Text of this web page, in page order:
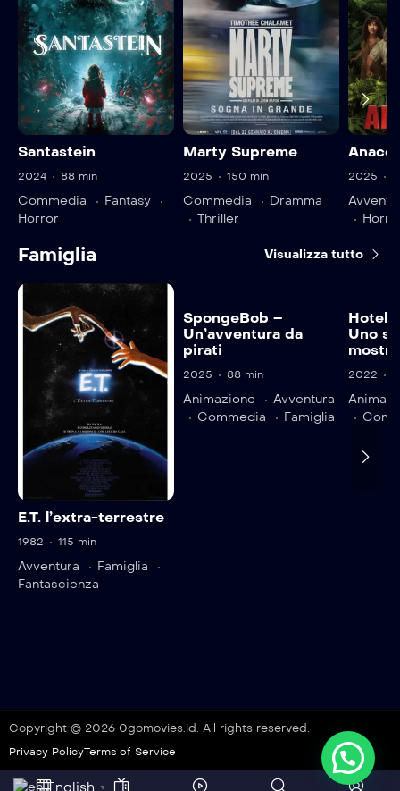
Santastein
2024 88 min
Commedia
Fantasy
Horror
Marty Supreme
2025 150 min
Commedia
Dramma
Thriller
2025
Famiglia Visualizza tutto
E.T. l’extra-terrestre
1982 115 min
Avventura
Famiglia
Fantascienza
SpongeBob –
Un’avventura da
pirati
2025 88 min
Animazione
Avventura
Commedia
Famiglia
Hotel
Uno
2022
Copyright © 2026 0gomovies.id. All rights reserved.
Privacy PolicyTerms of Service
English ▼